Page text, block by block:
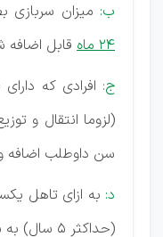
ب: میزان سربازی
24 ماه
قابل
ج: افرادی که
(لزوما انتقال و
سن داوطلب اضافه
د: به ازای تاهل
(حداکثر 5 سال) به سن اضافه می گردد.